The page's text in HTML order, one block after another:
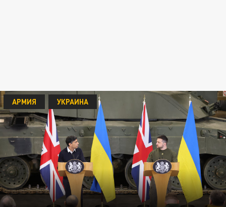
АРМИЯ УКРАИНА